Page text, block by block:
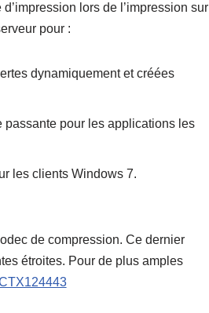
lors de l’impression sur
pour :
dynamiquement et créées
pour les applications les
les clients Windows 7.
de compression. Ce dernier
étroites. Pour de plus amples